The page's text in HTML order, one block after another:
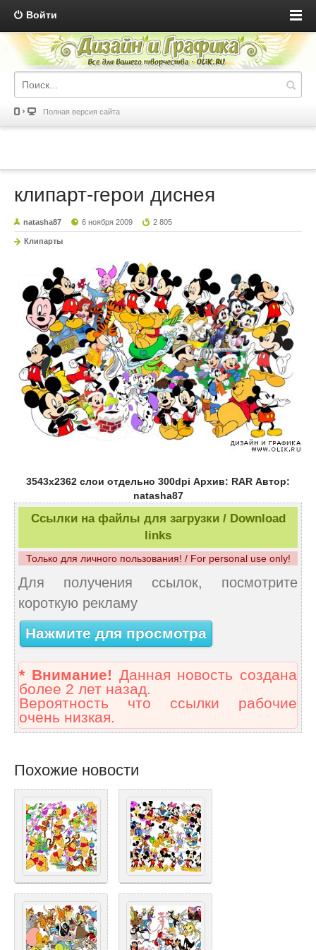
Войти
Полная версия сайта
клипарт-герои диснея
natasha87 6 ноября 2009 2 805
Клипарты
3543х2362 слои отдельно 300dpi Архив: RAR Автор:
natasha87
Ссылки на файлы для загрузки / Download
links
Только для личного пользования! / For personal use only!
Для получения ссылок, посмотрите
короткую рекламу
Нажмите для просмотра
* Внимание! Данная новость создана
более 2 лет назад.
Вероятность что ссылки рабочие
очень низкая.
Похожие новости